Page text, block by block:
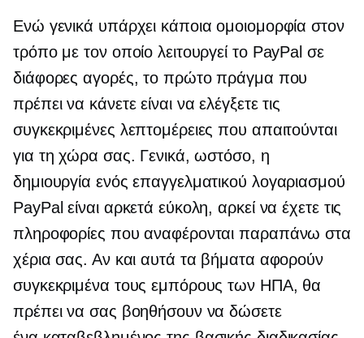
Ενώ γενικά υπάρχει κάποια ομοιομορφία στον
τρόπο με τον οποίο λειτουργεί το PayPal σε
διάφορες αγορές, το πρώτο πράγμα που
πρέπει να κάνετε είναι να ελέγξετε τις
συγκεκριμένες λεπτομέρειες που απαιτούνται
για τη χώρα σας. Γενικά, ωστόσο, η
δημιουργία ενός επαγγελματικού λογαριασμού
PayPal είναι αρκετά εύκολη, αρκεί να έχετε τις
πληροφορίες που αναφέρονται παραπάνω στα
χέρια σας. Αν και αυτά τα βήματα αφορούν
συγκεκριμένα τους εμπόρους των ΗΠΑ, θα
πρέπει να σας βοηθήσουν να δώσετε